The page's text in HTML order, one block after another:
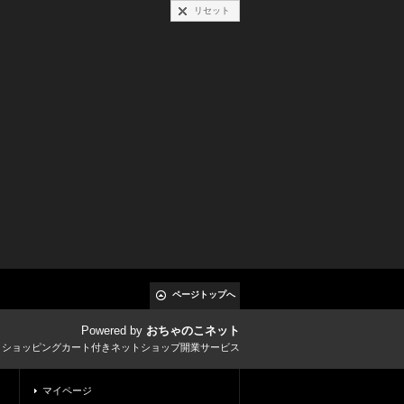
リセット
ページトップへ
Powered by おちゃのこネット
ョッピングカート付きネットショップ開業サービス
マイページ